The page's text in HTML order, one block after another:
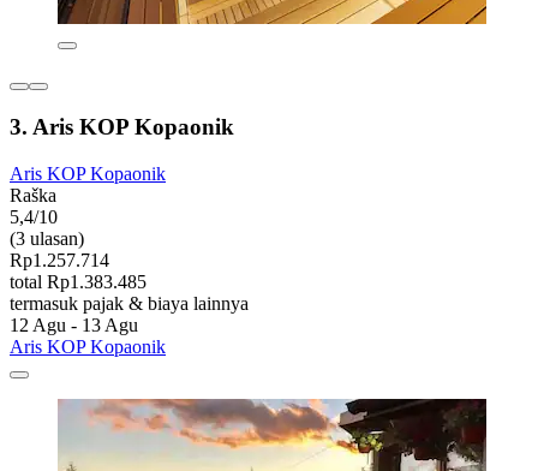
3. Aris KOP Kopaonik
Aris KOP Kopaonik
Raška
5,4/10
(3 ulasan)
Rp1.257.714
total Rp1.383.485
termasuk pajak & biaya lainnya
12 Agu - 13 Agu
Aris KOP Kopaonik